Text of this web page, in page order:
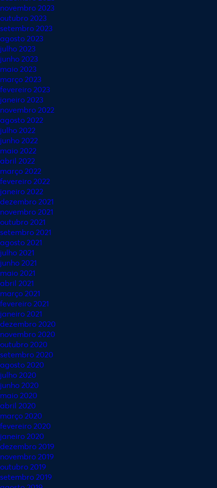
novembro 2023
outubro 2023
setembro 2023
agosto 2023
julho 2023
junho 2023
maio 2023
março 2023
fevereiro 2023
janeiro 2023
novembro 2022
agosto 2022
julho 2022
junho 2022
maio 2022
abril 2022
março 2022
fevereiro 2022
janeiro 2022
dezembro 2021
novembro 2021
outubro 2021
setembro 2021
agosto 2021
julho 2021
junho 2021
maio 2021
abril 2021
março 2021
fevereiro 2021
janeiro 2021
dezembro 2020
novembro 2020
outubro 2020
setembro 2020
agosto 2020
julho 2020
junho 2020
maio 2020
abril 2020
março 2020
fevereiro 2020
janeiro 2020
dezembro 2019
novembro 2019
outubro 2019
setembro 2019